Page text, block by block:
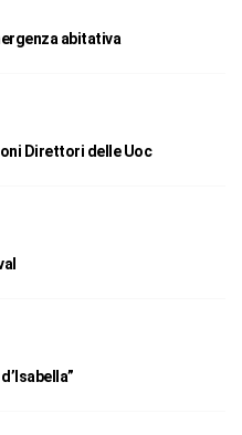
abitativa
Direttori delle Uoc